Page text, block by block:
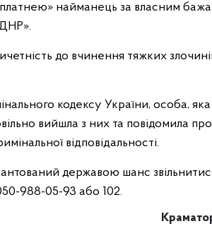
найманець за власним
до вчинення тяжких
кодексу України, особа,
вийшла з них та повідомила
відповідальності.
державою шанс
988-05-93 або 102.